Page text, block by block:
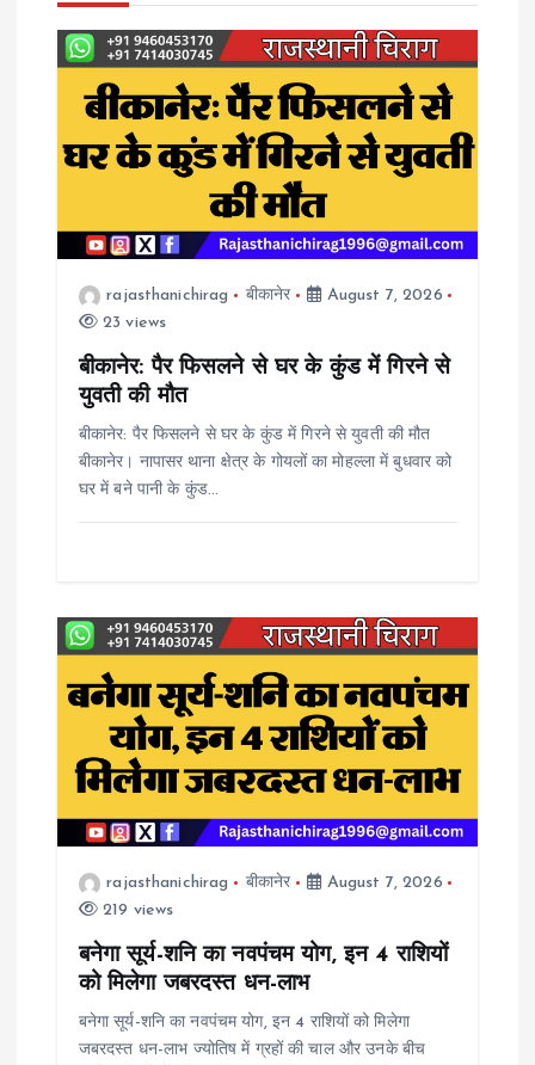
v
g
a
rajasthanichirag बीकानेर
August 7, 2026
23 views
बीकानेर: पैर फिसलने से घर के कुंड में गिरने से
युवती की मौत
बीकानेर: पैर फिसलने से घर के कुंड में गिरने से युवती की मौत
बीकानेर। नापासर थाना क्षेत्र के गोयलों का मोहल्ला में बुधवार को
घर में बने पानी के कुंड…
rajasthanichirag बीकानेर
August 7, 2026
219 views
बनेगा सूर्य-शनि का नवपंचम योग, इन 4 राशियों
को मिलेगा जबरदस्त धन-लाभ
बनेगा सूर्य-शनि का नवपंचम योग, इन 4 राशियों को मिलेगा
जबरदस्त धन-लाभ ज्योतिष में ग्रहों की चाल और उनके बीच